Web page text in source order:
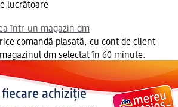
lucrătoare
într-un magazin dm
comandă plasată, cu cont de client
dm selectat în 60 minute.
achiziție